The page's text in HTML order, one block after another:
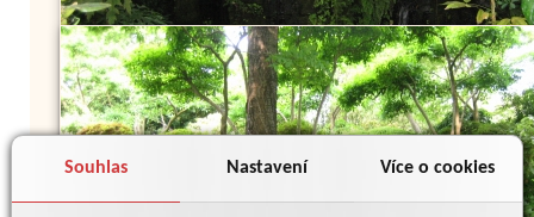
Souhlas Nastavení Více o cookies